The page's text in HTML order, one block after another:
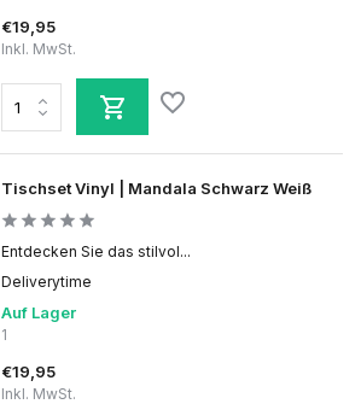
€19,95
Inkl. MwSt.
Tischset Vinyl | Mandala Schwarz Weiß
Entdecken Sie das stilvol...
Deliverytime
Auf Lager
1
€19,95
Inkl. MwSt.